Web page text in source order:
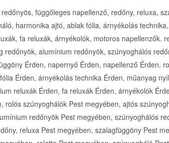
függőleges napellenző, redőny, reluxa,
harmonika ajtó, ablak fólia, árnyékolás
fa reluxák, árnyékolók, motoros napellenzők.
redőnyök, alumínium redőnyök, szúnyoghálós
Érden, napernyő Érden, napellenző Érden,
Érden, árnyékolás technika Érden, műanyag
reluxák Érden, fa reluxák Érden, árnyékolók
rolós szúnyoghálók Pest megyében, ajtós
redőnyök Pest megyében, szúnyoghálós
reluxa Pest megyében, szalagfüggöny Pest